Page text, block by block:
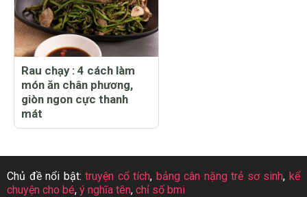
Rau chạy : 4 cách làm
món ăn chân phương,
giòn ngon cực thanh
mát
Chủ đề nổi bật:truyện cổ tích, bảng cân nặng trẻ sơ sinh,kể
chuyện cho bé, ý nghĩa tên, chỉ số bmi